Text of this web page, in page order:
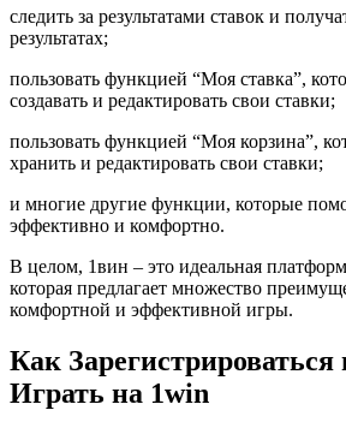
следить за результатами ставок и
результатах;
пользовать функцией “Моя ставка”,
создавать и редактировать свои ставки;
пользовать функцией “Моя корзина”,
хранить и редактировать свои ставки;
и многие другие функции, которые
эффективно и комфортно.
В целом, 1вин – это идеальная
которая предлагает множество
комфортной и эффективной игры.
Как
Играть на 1win